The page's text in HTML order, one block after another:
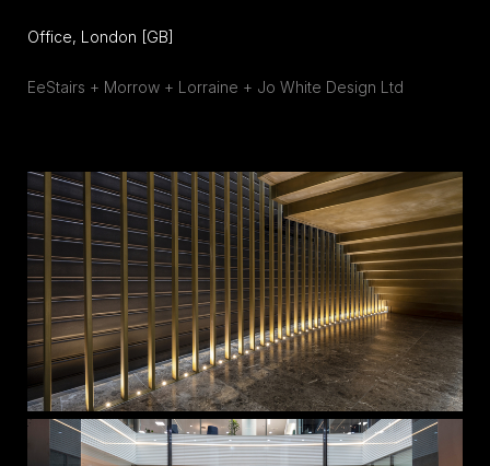
Office, London [GB]
EeStairs + Morrow + Lorraine + Jo White Design Ltd